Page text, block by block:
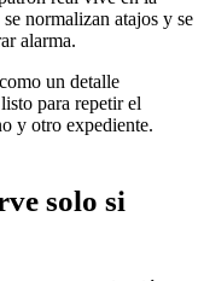
normalizan atajos y se
alarma.
un detalle
para repetir el
y otro expediente.
solo si